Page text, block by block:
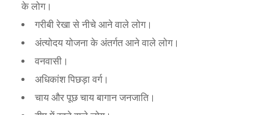
के लोग।
गरीबी रेखा से नीचे आने वाले लोग।
अंत्योदय योजना के अंतर्गत आने वाले लोग।
वनवासी।
अधिकांश पिछड़ा वर्ग।
चाय और पूछ चाय बागान जनजाति।